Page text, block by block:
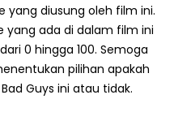
yang diusung oleh film ini.
yang ada di dalam film ini
0 hingga 100. Semoga
pilihan apakah
Guys ini atau tidak.